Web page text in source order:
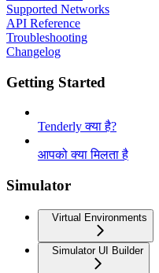
Supported Networks
API Reference
Troubleshooting
Changelog
Getting Started
Tenderly क्या है?
आपको क्या मिलता है
Simulator
Virtual Environments
Simulator UI Builder